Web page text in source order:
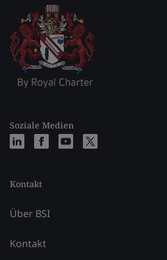
Soziale Medien
Kontakt
Über BSI
Kontakt